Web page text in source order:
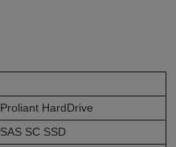
Proliant HardDrive
SAS SC SSD